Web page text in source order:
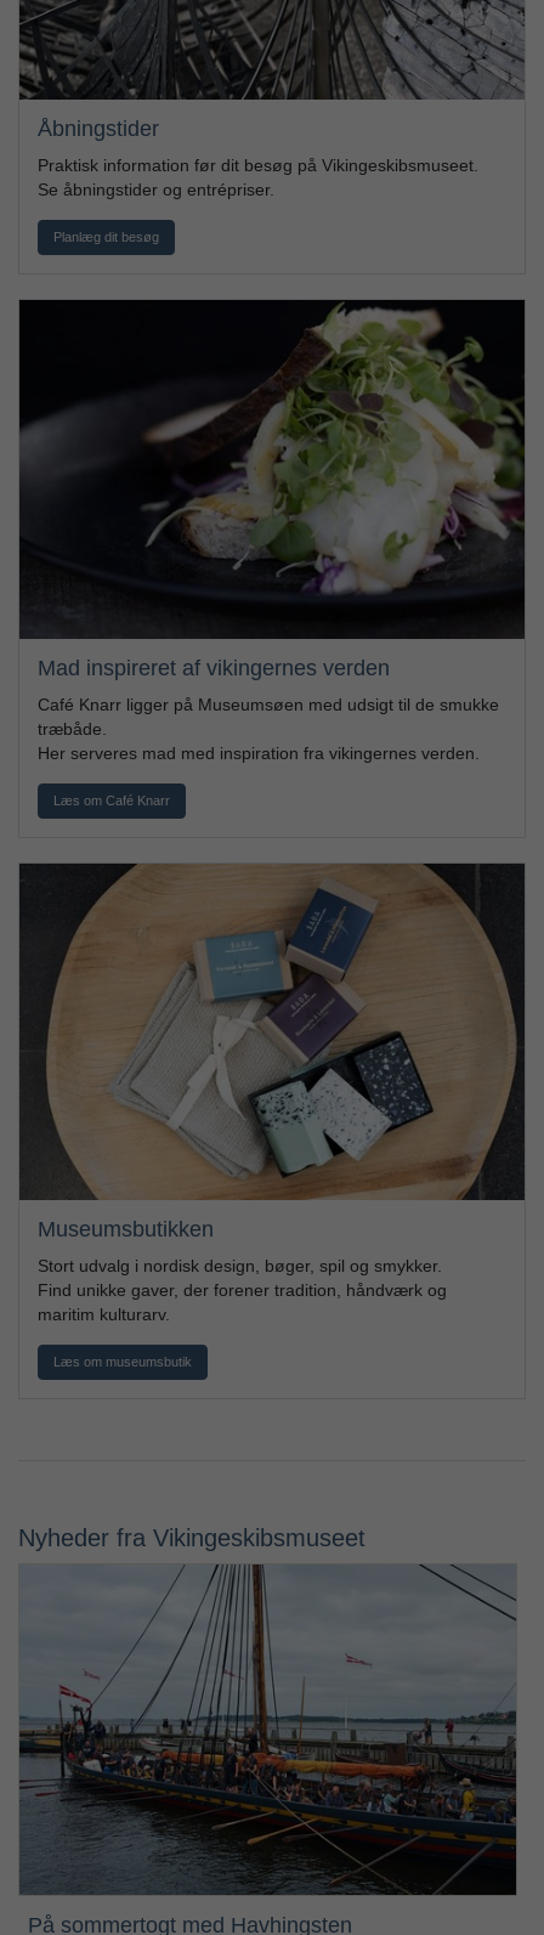
Åbningstider
Praktisk information før dit besøg på Vikingeskibsmuseet.
Se åbningstider og entrépriser.
Planlæg dit besøg
Mad inspireret af vikingernes verden
Café Knarr ligger på Museumsøen med udsigt til de smukke
træbåde.
Her serveres mad med inspiration fra vikingernes verden.
Læs om Café Knarr
Museumsbutikken
Stort udvalg i nordisk design, bøger, spil og smykker.
Find unikke gaver, der forener tradition, håndværk og
maritim kulturarv.
Læs om museumsbutik
Nyheder fra Vikingeskibsmuseet
På sommertogt med Havhingsten